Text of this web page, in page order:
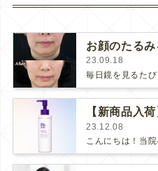
お顔のたるみ
23.09.18
23.12.08